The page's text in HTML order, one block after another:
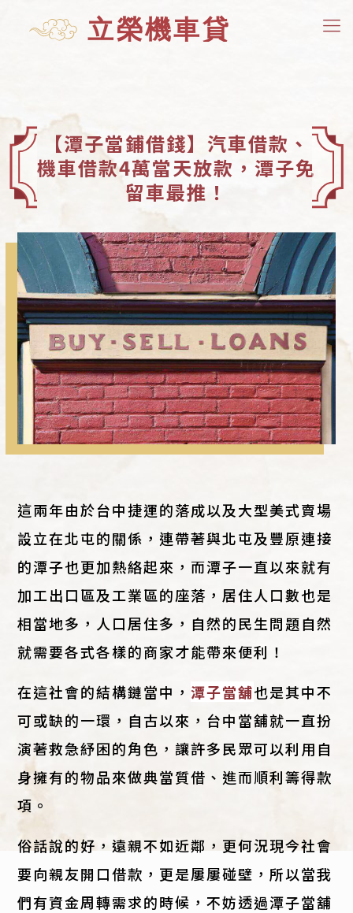
【潭子當鋪借錢】汽車借款、
機車借款4萬當天放款，潭子免
留車最推！
這兩年由於台中捷運的落成以及大型美式賣場
設立在北屯的關係，連帶著與北屯及豐原連接
的潭子也更加熱絡起來，而潭子一直以來就有
加工出口區及工業區的座落，居住人口數也是
相當地多，人口居住多，自然的民生問題自然
就需要各式各樣的商家才能帶來便利！
在這社會的結構鏈當中，潭子當舖也是其中不
可或缺的一環，自古以來，台中當舖就一直扮
演著救急紓困的角色，讓許多民眾可以利用自
身擁有的物品來做典當質借、進而順利籌得款
項。
俗話說的好，遠親不如近鄰，更何況現今社會
要向親友開口借款，更是屢屢碰壁，所以當我
們有資金周轉需求的時候，不妨透過潭子當舖